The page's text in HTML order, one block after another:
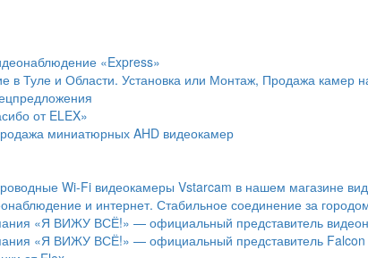
«Express»
в Туле и Области. Установка или Монтаж, Продажа камер
от ELEX»
миниатюрных AHD видеокамер
Wi-Fi видеокамеры Vstarcam в нашем магазине
и интернет. Стабильное соединение за
«Я ВИЖУ ВСЁ!» — официальный представитель
«Я ВИЖУ ВСЁ!» — официальный представитель Falcon